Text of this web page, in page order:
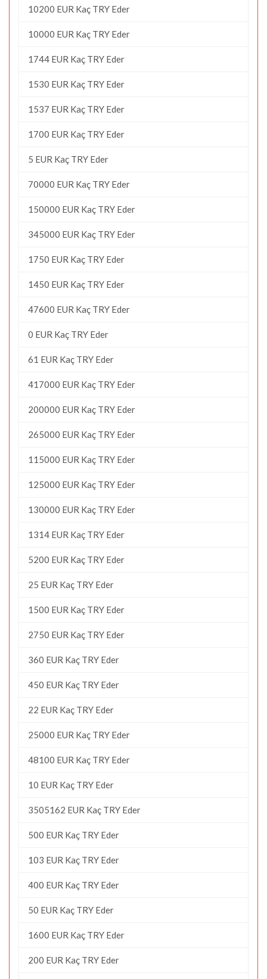
10200 EUR Kaç TRY Eder
10000 EUR Kaç TRY Eder
1744 EUR Kaç TRY Eder
1530 EUR Kaç TRY Eder
1537 EUR Kaç TRY Eder
1700 EUR Kaç TRY Eder
5 EUR Kaç TRY Eder
70000 EUR Kaç TRY Eder
150000 EUR Kaç TRY Eder
345000 EUR Kaç TRY Eder
1750 EUR Kaç TRY Eder
1450 EUR Kaç TRY Eder
47600 EUR Kaç TRY Eder
0 EUR Kaç TRY Eder
61 EUR Kaç TRY Eder
417000 EUR Kaç TRY Eder
200000 EUR Kaç TRY Eder
265000 EUR Kaç TRY Eder
115000 EUR Kaç TRY Eder
125000 EUR Kaç TRY Eder
130000 EUR Kaç TRY Eder
1314 EUR Kaç TRY Eder
5200 EUR Kaç TRY Eder
25 EUR Kaç TRY Eder
1500 EUR Kaç TRY Eder
2750 EUR Kaç TRY Eder
360 EUR Kaç TRY Eder
450 EUR Kaç TRY Eder
22 EUR Kaç TRY Eder
25000 EUR Kaç TRY Eder
48100 EUR Kaç TRY Eder
10 EUR Kaç TRY Eder
3505162 EUR Kaç TRY Eder
500 EUR Kaç TRY Eder
103 EUR Kaç TRY Eder
400 EUR Kaç TRY Eder
50 EUR Kaç TRY Eder
1600 EUR Kaç TRY Eder
200 EUR Kaç TRY Eder